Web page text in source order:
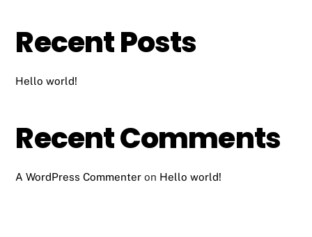
Recent Posts
Hello world!
Recent Comments
A WordPress Commenter on Hello world!